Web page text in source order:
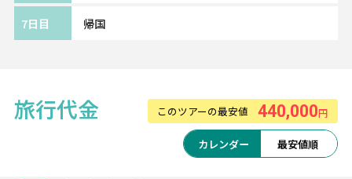
7日目 帰国
旅行代金 このツアーの最安値 440,000円
カレンダー 最安値順